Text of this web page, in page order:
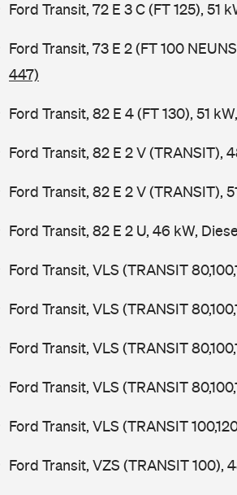
Ford Transit, 72 E 3 C (FT 125), 51
Ford Transit, 73 E 2 (FT 100
447)
Ford Transit, 82 E 4 (FT 130), 51
Ford Transit, 82 E 2 V (TRANSIT),
Ford Transit, 82 E 2 V (TRANSIT),
Ford Transit, 82 E 2 U, 46 kW,
Ford Transit, VLS (TRANSIT
Ford Transit, VLS (TRANSIT
Ford Transit, VLS (TRANSIT
Ford Transit, VLS (TRANSIT
Ford Transit, VLS (TRANSIT
Ford Transit, VZS (TRANSIT 100),